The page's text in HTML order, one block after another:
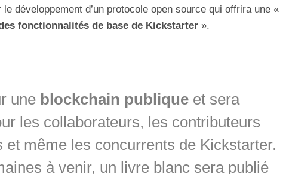
développement d’un protocole open source qui offrira une «
fonctionnalités de base de Kickstarter ».
uneblockchain publiqueet sera
les collaborateurs, les contributeurs
et même les concurrents de Kickstarter.
à venir, un livre blanc sera publié